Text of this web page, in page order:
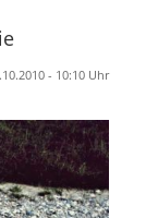
- 10:10 Uhr